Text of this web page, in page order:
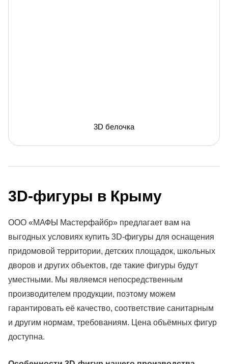
3D белочка
3D-фигуры в Крыму
ООО «МАФЫ Мастерфайбр» предлагает вам на
выгодных условиях купить 3D-фигуры для оснащения
придомовой территории, детских площадок, школьных
дворов и других объектов, где такие фигуры будут
уместными. Мы являемся непосредственным
производителем продукции, поэтому можем
гарантировать её качество, соответствие санитарным
и другим нормам, требованиям. Цена объёмных фигур
доступна.